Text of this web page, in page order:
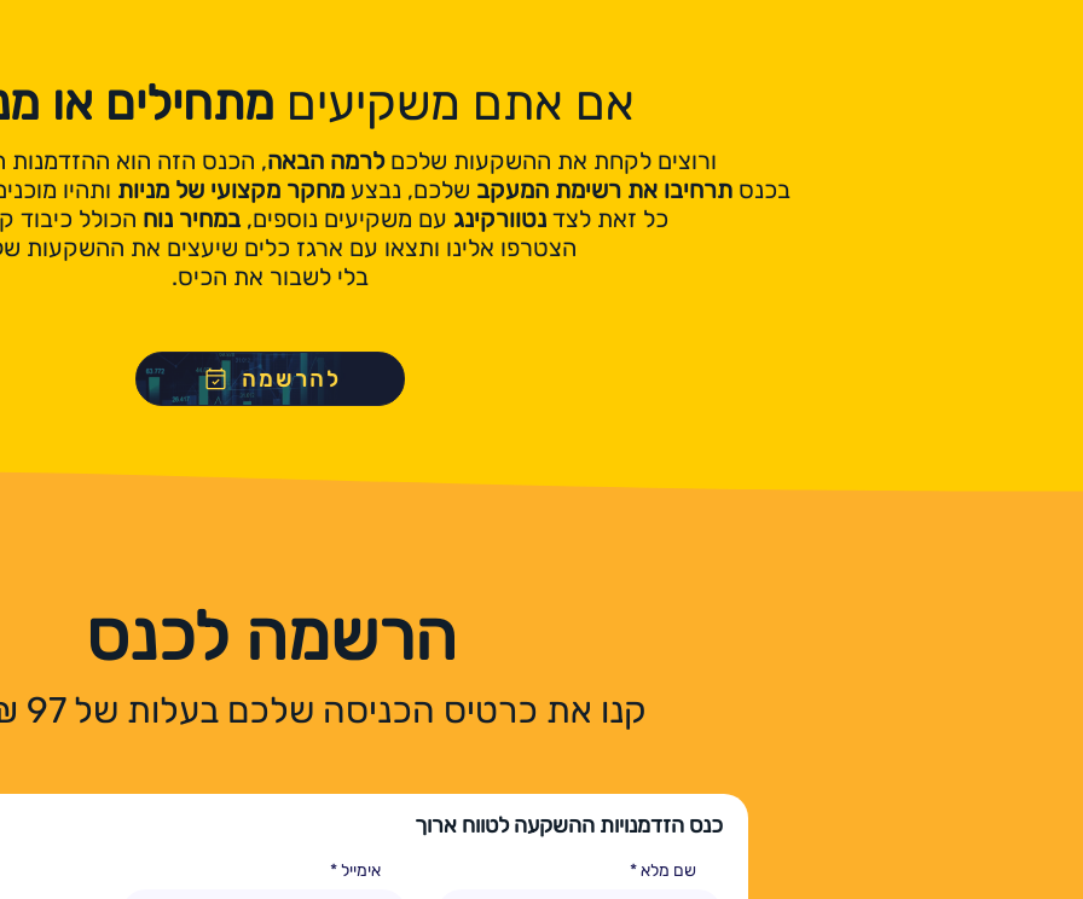
אם אתם משקיעים מתחילים או
ורוצים לקחת את ההשקעות שלכםלרמה הבאה, הכנס הזה הוא
בכנס תרחיבו את רשימת המעקב שלכם, נבצע מחקר מקצועי של מניות ותהיו
כל זאת לצדנטוורקינג עם משקיעים נוספים,במחיר נוח הכולל כיבוד
הצטרפו אלינו ותצאו עם ארגז כלים שיעצים את ההשקעות
בלי לשבור את הכיס.
להרשמה
הרשמה לכנס
קנו את כרטיס הכניסה שלכם בעלות של 97 ₪ בלבד.
כנס הזדמנויות ההשקעה לטווח ארוך
אימייל שם מלא